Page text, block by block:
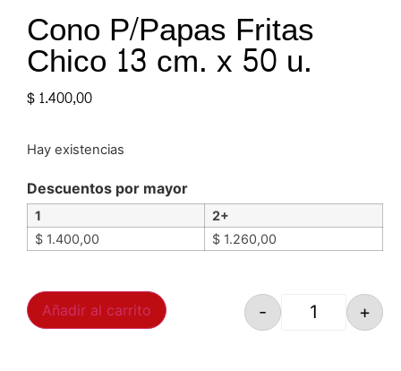
Cono P/Papas Fritas
Chico 13 cm. x 50 u.
$1.400,00
Hay existencias
Descuentos por mayor
1
2+
$ 1.400,00 $ 1.260,00
- +
Añadir al carrito